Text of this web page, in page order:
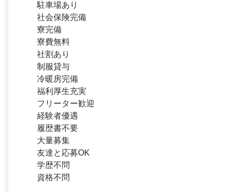
駐車場あり
社会保険完備
寮完備
寮費無料
社割あり
制服貸与
冷暖房完備
福利厚生充実
フリーター歓迎
経験者優遇
履歴書不要
大量募集
友達と応募OK
学歴不問
資格不問